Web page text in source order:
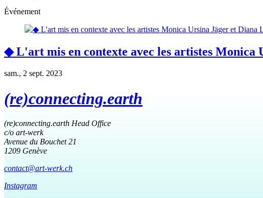
Événement
◆ L'art mis en contexte avec les artistes
sam., 2 sept. 2023
(re)connecting.earth
(re)connecting.earth Head Office
c/o art-werk
Avenue du Bouchet 21
1209 Genève
contact@art-werk.ch
Instagram